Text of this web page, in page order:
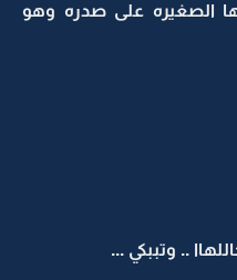
الصغيره على صدره وهو
.. وتببكي ...